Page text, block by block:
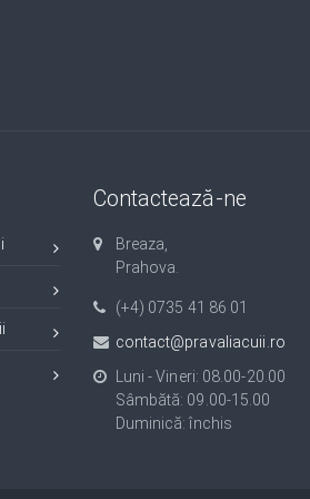
Contactează-ne
Breaza,
Prahova.
(+4) 0735 41 86 01
contact@pravaliacuii.ro
Luni - Vineri: 08.00-20.00
Sâmbătă: 09.00-15.00
Duminică: închis